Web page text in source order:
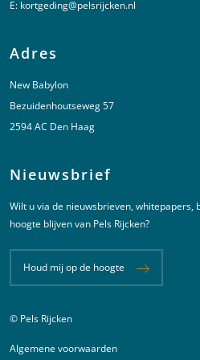
E: kortgeding@pelsrijcken.nl
Adres
New Babylon
Bezuidenhoutseweg 57
2594 AC Den Haag
Nieuwsbrief
Wilt u via de nieuwsbrieven, whitepapers,
hoogte blijven van Pels Rijcken?
Houd mij op de hoogte
Juridische informatie
© Pels Rijcken
Algemene voorwaarden